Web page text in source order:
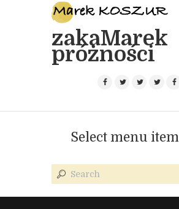
zakaMarek
próżności
Select menu item